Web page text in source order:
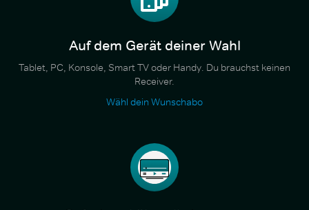
Auf dem Gerät deiner Wahl
Tablet, PC, Konsole, Smart TV oder Handy. Du brauchst keinen
Receiver.
Wähl dein Wunschabo